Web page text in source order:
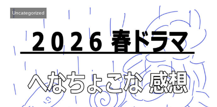
Uncategorized